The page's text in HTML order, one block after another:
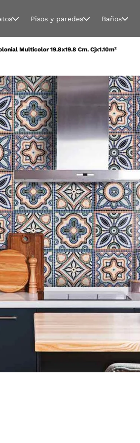
Pisos y paredes Baños
Multicolor 19.8x19.8 Cm. Cjx1.10m²